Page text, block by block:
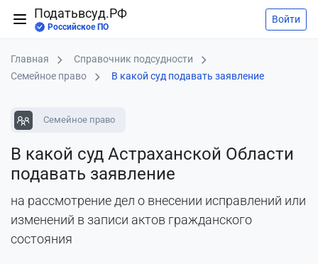
Податьвсуд.РФ
Российское ПО
Войти
Главная
Справочник подсудности
Семейное право
В какой суд подавать заявление
Семейное право
В какой суд Астраханской Области
подавать заявление
на рассмотрение дел о внесении исправлений или
изменений в записи актов гражданского
состояния